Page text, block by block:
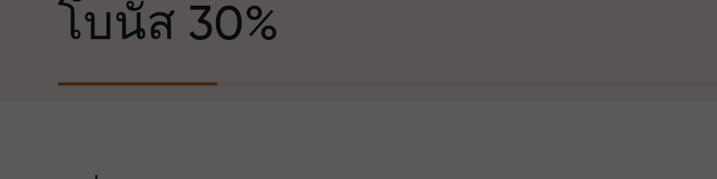
เทรดมีคุณค่าเดียวกัน Aleš Loprais นำความ
มุ่งมั่นและวินัยเข้าสู่โลกของการเทรด ใน
ฐานะพันธมิตรที่สร้างแรงบันดาลใจให้ลูกค้า
โบนัส 30%
สำหรับทุกการฝาก